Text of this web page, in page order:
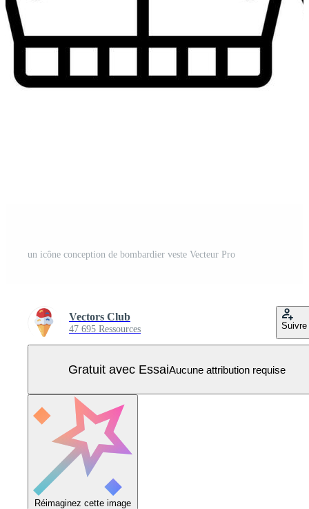
un icône conception de bombardier veste Vecteur Pro
Vectors Club
47 695 Ressources Suivre
Gratuit avec EssaiAucune attribution requise
Réimaginez cette image